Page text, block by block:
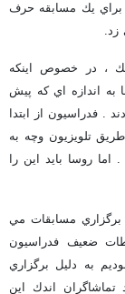
براي يك مسابقه حرف
زد.
، در خصوص اينكه
به اندازه اي كه پيش
. فدراسيون از ابتدا
تلويزيون وچه به
روسا بايد اين را
مسابقات مي
ضعيف فدراسيون
به دليل برگزاري
اندك اين